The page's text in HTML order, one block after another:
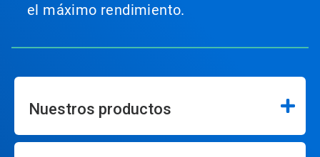
el máximo rendimiento.
Nuestros productos